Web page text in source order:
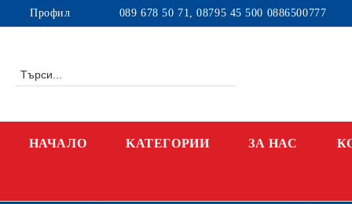
Профил 089 678 50 71, 08795 45 500 0886500777
НАЧАЛО KАТЕГОРИИ ЗА НАС